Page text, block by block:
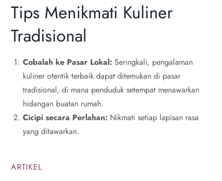
Tips Menikmati Kuliner
Tradisional
Cobalah ke Pasar Lokal: Seringkali, pengalaman
kuliner otentik terbaik dapat ditemukan di pasar
tradisional, di mana penduduk setempat menawarkan
hidangan buatan rumah.
Cicipi secara Perlahan: Nikmati setiap lapisan rasa
yang ditawarkan.
ARTIKEL